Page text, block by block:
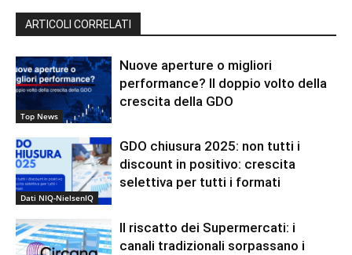
ARTICOLI CORRELATI
Top News
Nuove aperture o migliori
performance? Il doppio volto della
crescita della GDO
Dati NIQ-NielsenIQ
GDO chiusura 2025: non tutti i
discount in positivo: crescita
selettiva per tutti i formati
Il riscatto dei Supermercati: i
canali tradizionali sorpassano i